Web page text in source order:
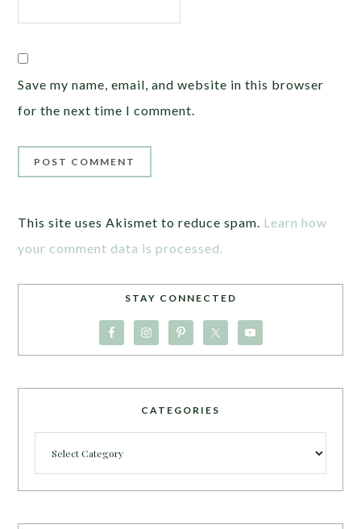
Save my name, email, and website in this browser
for the next time I comment.
This site uses Akismet to reduce spam. Learn how
your comment data is processed.
STAY CONNECTED
CATEGORIES